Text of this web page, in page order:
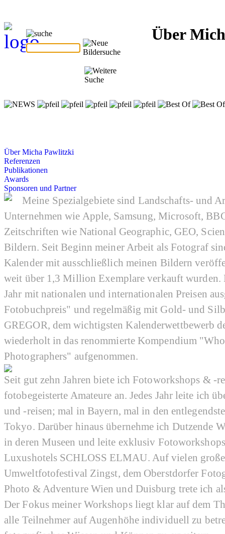
Über
Über Micha Pawlitzki
Referenzen
Publikationen
Awards
Sponsoren und Partner
Meine Spezialgebiete sind Landschafts- und
Unternehmen wie Apple, Samsung, Microsoft,
Zeitschriften wie National Geographic, GEO,
Bildern. Seit Beginn meiner Arbeit als Fotograf
Kalender mit ausschließlich meinen Bildern
weit über 1,3 Million Exemplare verkauft
Jahr mit nationalen und internationalen Preisen
Fotobuchpreis" und regelmäßig mit Gold- und
GREGOR, dem wichtigsten Kalenderwettbewerb
wiederholt in das renommierte Kompendium
Photographers" aufgenommen.
Seit gut zehn Jahren biete ich Fotoworkshops & -
fotobegeisterte Amateure an. Jedes Jahr leite ich
und -reisen; mal in Bayern, mal in den
Tokyo. Darüber hinaus übernehme ich Dutzende
in deren Museen und leite exklusiv
Luxushotels SCHLOSS ELMAU. Auf vielen
Umweltfotofestival Zingst, dem Oberstdorfer
Photo & Adventure Wien und Duisburg trete ich
Der Fokus meiner Workshops liegt klar auf dem
alle Teilnehmer auf Augenhöhe individuell zu